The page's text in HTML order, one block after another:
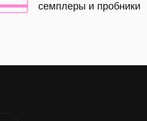
семплеры и пробники